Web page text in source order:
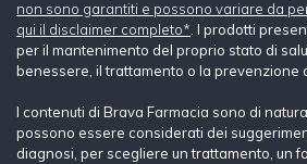
non sono garantiti e possono variare da
qui il disclaimer completo* . I prodotti
per il mantenimento del proprio stato di
benessere, il trattamento o la prevenzione
I contenuti di Brava Farmacia sono di
possono essere considerati dei
diagnosi, per scegliere un trattamento, un